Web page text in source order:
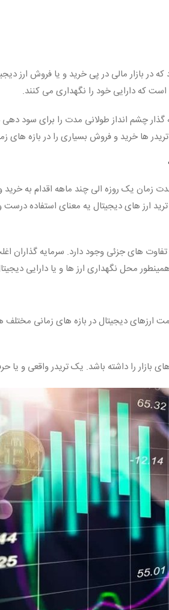
در بازار مالی در پی خرید و یا فروش
که دارایی خود را نگهداری می کنند.
چشم انداز طولانی مدت را برای سود
ها خرید و فروش بسیاری را در بازه های
زمان یک روزه الی چند ماهه اقدام به خرید
ارز های دیجیتال یه معنای استفاده
های جزئی وجود دارد. سرمایه گذاران
محل نگهداری ارز ها و یا دارایی
ارزهای دیجیتال در بازه های زمانی
بازار را داشته باشد. یک تریدر واقعی و